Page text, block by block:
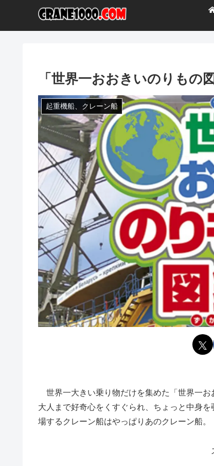
「世界一おおきいのりも
起重機船、クレーン船
世界一大きい乗り物だけを集めた「世界一お
大人まで好奇心をくすぐられ、ちょっと中身
場するクレーン船はやっぱりあのクレーン船。